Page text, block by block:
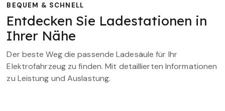
BEQUEM & SCHNELL
Entdecken Sie Ladestationen in
Ihrer Nähe
Der beste Weg die passende Ladesäule für Ihr
Elektrofahrzeug zu finden. Mit detaillierten Informationen
zu Leistung und Auslastung.